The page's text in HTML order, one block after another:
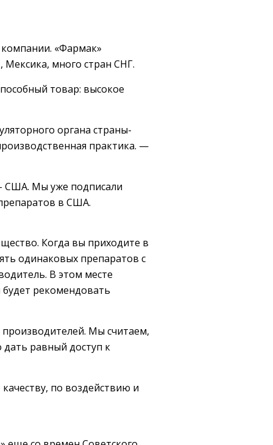
«Фармак»
много стран СНГ.
товар: высокое
органа страны-
практика. —
США. Мы уже подписали
в США.
Когда вы приходите в
одинаковых препаратов с
В этом месте
рекомендовать
Мы считаем,
равный доступ к
по воздействию и